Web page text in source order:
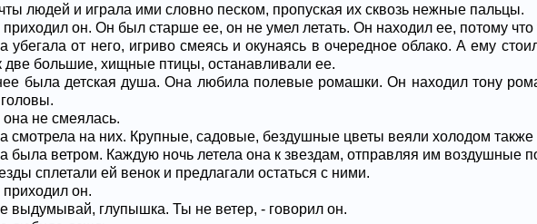
людей и играла ими словно песком, пропуская их сквозь нежные пальцы.
приходил он. Он был старше ее, он не умел летать. Он находил ее, потому что
убегала от него, игриво смеясь и окунаясь в очередное облако. А ему
две большие, хищные птицы, останавливали ее.
была детская душа. Она любила полевые ромашки. Он находил тону
она не смеялась.
смотрела на них. Крупные, садовые, бездушные цветы веяли холодом также
была ветром. Каждую ночь летела она к звездам, отправляя им воздушные
сплетали ей венок и предлагали остаться с ними.
приходил он.
выдумывай, глупышка. Ты не ветер, - говорил он.